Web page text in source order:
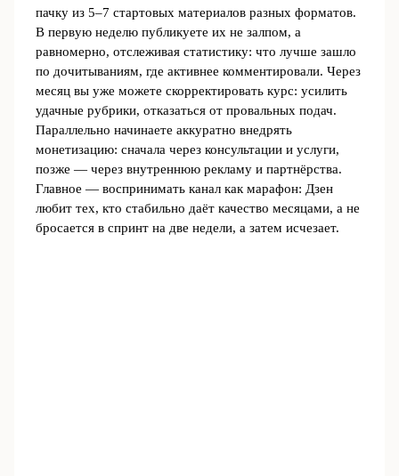
пачку из 5–7 стартовых материалов разных форматов.
В первую неделю публикуете их не залпом, а
равномерно, отслеживая статистику: что лучше зашло
по дочитываниям, где активнее комментировали. Через
месяц вы уже можете скорректировать курс: усилить
удачные рубрики, отказаться от провальных подач.
Параллельно начинаете аккуратно внедрять
монетизацию: сначала через консультации и услуги,
позже — через внутреннюю рекламу и партнёрства.
Главное — воспринимать канал как марафон: Дзен
любит тех, кто стабильно даёт качество месяцами, а не
бросается в спринт на две недели, а затем исчезает.